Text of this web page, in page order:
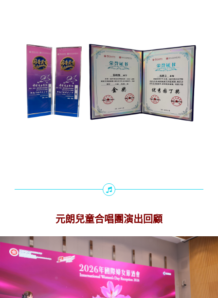
元朗兒童合唱團演出回顧